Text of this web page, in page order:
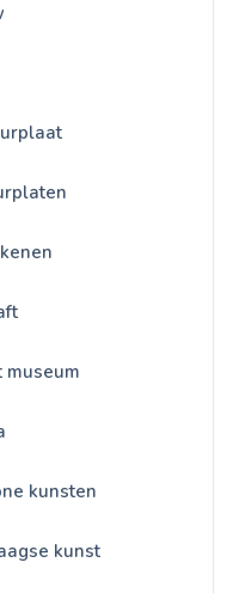
museum
kunsten
kunst